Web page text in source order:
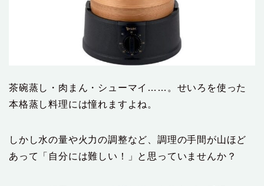
茶碗蒸し・肉まん・シューマイ……。せいろを使った
本格蒸し料理には憧れますよね。
しかし水の量や火力の調整など、調理の手間が山ほど
あって「自分には難しい！」と思っていませんか？